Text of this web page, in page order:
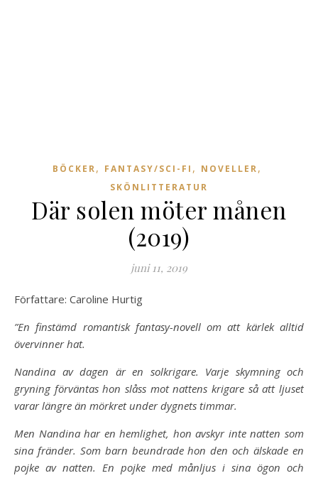
BÖCKER, FANTASY/SCI-FI , NOVELLER,
SKÖNLITTERATUR
Där solen möter månen
(2019)
juni 11, 2019
Författare: Caroline Hurtig
”En finstämd romantisk fantasy-novell om att kärlek alltid
övervinner hat.
Nandina av dagen är en solkrigare. Varje skymning och
gryning förväntas hon slåss mot nattens krigare så att ljuset
varar längre än mörkret under dygnets timmar.
Men Nandina har en hemlighet, hon avskyr inte natten som
sina fränder. Som barn beundrade hon den och älskade en
pojke av natten. En pojke med månljus i sina ögon och